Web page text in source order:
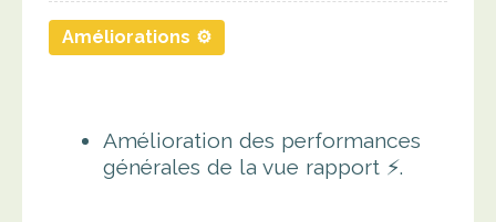
Améliorations ⚙️
Amélioration des performances
générales de la vue rapport ⚡.